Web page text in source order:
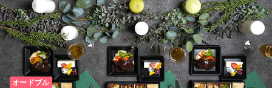
オードブル